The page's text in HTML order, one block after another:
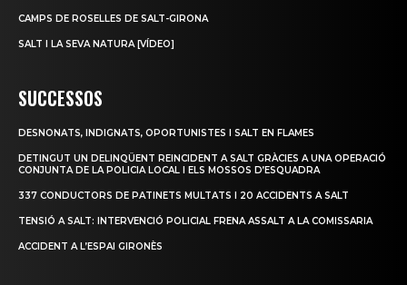
CAMPS DE ROSELLES DE SALT-GIRONA
SALT I LA SEVA NATURA [VÍDEO]
SUCCESSOS
DESNONATS, INDIGNATS, OPORTUNISTES I SALT EN FLAMES
DETINGUT UN DELINQÜENT REINCIDENT A SALT GRÀCIES A UNA OPERACIÓ
CONJUNTA DE LA POLICIA LOCAL I ELS MOSSOS D’ESQUADRA
337 CONDUCTORS DE PATINETS MULTATS I 20 ACCIDENTS A SALT
TENSIÓ A SALT: INTERVENCIÓ POLICIAL FRENA ASSALT A LA COMISSARIA
ACCIDENT A L’ESPAI GIRONÈS